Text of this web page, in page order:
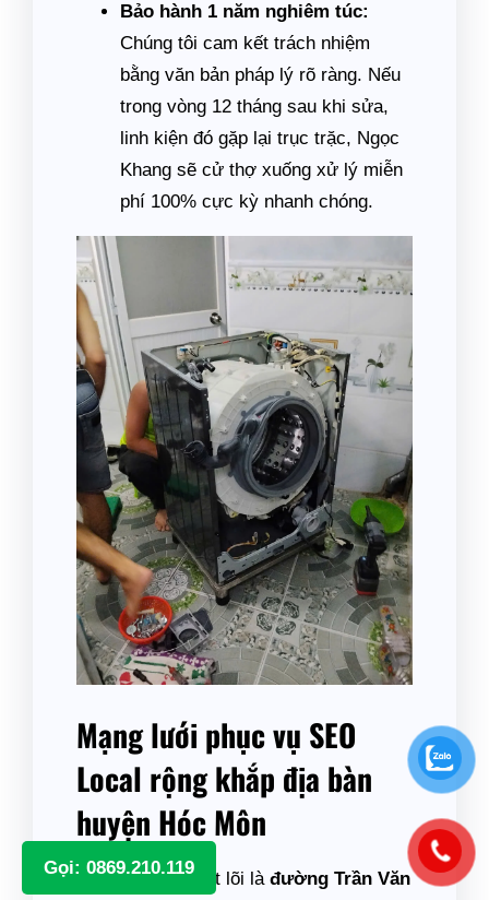
Gọi: 0869.210.119
Bảo hành 1 năm nghiêm túc:
Chúng tôi cam kết trách nhiệm
bằng văn bản pháp lý rõ ràng. Nếu
trong vòng 12 tháng sau khi sửa,
linh kiện đó gặp lại trục trặc, Ngọc
Khang sẽ cử thợ xuống xử lý miễn
phí 100% cực kỳ nhanh chóng.
Mạng lưới phục vụ SEO
Local rộng khắp địa bàn
huyện Hóc Môn
Bên cạnh trục cốt lõi là đường Trần Văn